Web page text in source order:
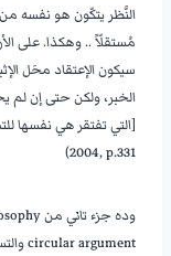
النَّظر يتكّون هو نفسه
مُستقلّاً .. وهكذا. على
سيكون الإعتقاد محَل
الخبر، ولكن حتى إن لم
2004, p.331)
circular argument والتسلسُل infinite regression